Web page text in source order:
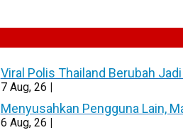
Viral Polis Thailand Berubah
7 Aug, 26 |
Menyusahkan Pengguna Lain,
6 Aug, 26 |